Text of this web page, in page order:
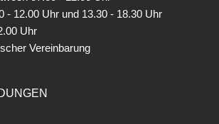
- 12.00 Uhr und 13.30 - 18.30 Uhr
Uhr
Vereinbarung